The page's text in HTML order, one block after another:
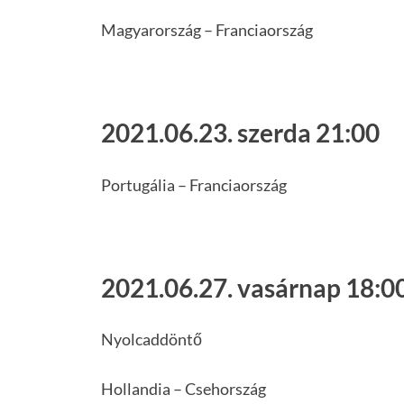
Magyarország – Franciaország
2021.06.23. szerda 21:00
Portugália – Franciaország
2021.06.27. vasárnap
Nyolcaddöntő
Hollandia – Csehország